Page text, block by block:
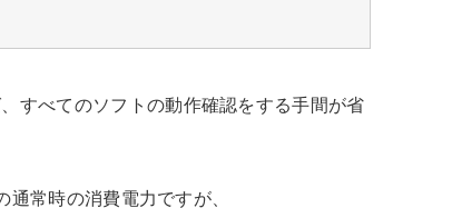
すべてのソフトの動作確認をする手間が省
常時の消費電力ですが、